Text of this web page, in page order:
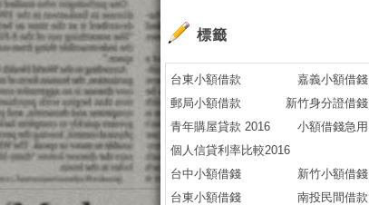
標籤
台東小額借款
嘉義小額借錢
郵局小額借款
新竹身分證借錢
青年購屋貸款 2016
小額借錢急用
個人信貸利率比較2016
台中小額借錢
新竹小額借錢
台東小額借錢
南投民間借款